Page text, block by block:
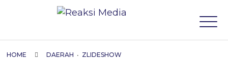
HOME DAERAH • ZLIDESHOW